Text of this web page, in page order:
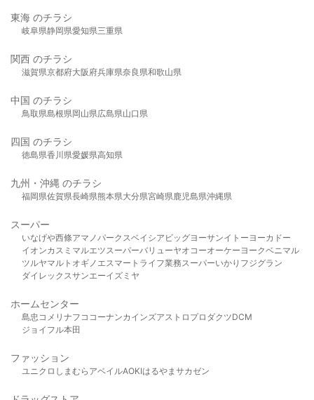
東海 のチラシ
岐阜県静岡県愛知県三重県
関西 のチラシ
滋賀県京都府大阪府兵庫県奈良県和歌山県
中国 のチラシ
鳥取県島根県岡山県広島県山口県
四国 のチラシ
徳島県香川県愛媛県高知県
九州・沖縄 のチラシ
福岡県佐賀県長崎県熊本県大分県宮崎県鹿児島県沖縄県
スーパー
いなげや西條アマノパークスベイシア ビッグヨーサンイトーヨーカドー
イオンカスミ マルエツスーパーバリューヤオコーオーケー ヨークベニマル
ツルヤマルト オギノ エスマート ライフ業務スーパーいかり フジグラン
ダイレックスサンエーイズミヤ
ホームセンター
島忠 コメリ ナフコ コーナンカインズアストロプロダクツDCM
ジョイフル本田
ファッション
ユニクロ しまむら アベイルAOKIはるやま サカゼン